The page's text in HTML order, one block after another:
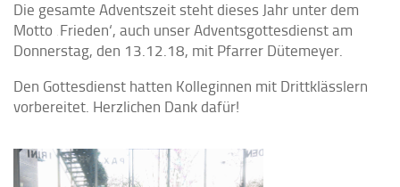
Die gesamte Adventszeit steht dieses Jahr unter dem
Motto ‚Frieden‘, auch unser Adventsgottesdienst am
Donnerstag, den 13.12.18, mit Pfarrer Dütemeyer.
Den Gottesdienst hatten Kolleginnen mit Drittklässlern
vorbereitet. Herzlichen Dank dafür!